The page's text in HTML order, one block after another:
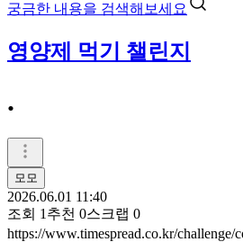
궁금한 내용을 검색해보세요
영양제 먹기 챌린지
.
모모
2026.06.01 11:40
조회 1 추천 0스크랩 0
https://www.timespread.co.kr/challenge/